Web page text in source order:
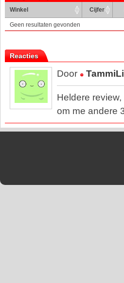
Winkel Cijfer
Geen resultaten gevonden
Reacties
Door
Heldere
om me andere